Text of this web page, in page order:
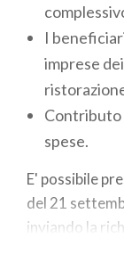
I
imprese
Contributo
spese.
E' possibile
del 21
inviando la